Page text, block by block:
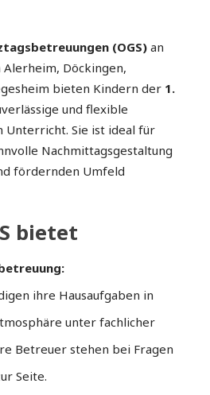
(OGS) an
Alerheim, Döckingen,
bieten Kindern der 1.
und flexible
Unterricht. Sie ist ideal für
Nachmittagsgestaltung
fördernden Umfeld
bietet
ihre Hausaufgaben in
unter fachlicher
Betreuer stehen bei Fragen
Seite.